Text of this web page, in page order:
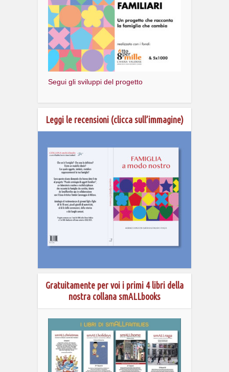
Segui gli sviluppi del progetto
Leggi le recensioni (clicca sull’immagine)
Gratuitamente per voi i primi 4 libri della
nostra collana smALLbooks